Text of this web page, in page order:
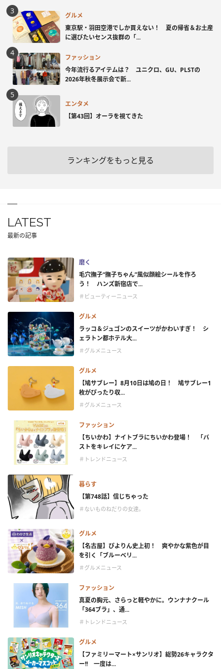
グルメ
東京駅・羽田空港でしか買えない！ 夏の帰省＆お土産
に選びたいセンス抜群の「...
ファッション
今年流行るアイテムは？ ユニクロ、GU、PLSTの
2026年秋冬展示会で新...
エンタメ
【第43回】オーラを視てきた
ランキングをもっと見る
LATEST
最新の記事
磨く
毛穴撫子“撫子ちゃん”風似顔絵シールを作ろ
う！ ハンズ新宿店で...
＃ビューティーニュース
グルメ
ラッコ＆ジュゴンのスイーツがかわいすぎ！ シ
ェラトン都ホテル大...
＃グルメニュース
グルメ
【鳩サブレー】8月10日は鳩の日！ 鳩サブレー1
枚がぴったり収...
＃グルメニュース
ファッション
【ちいかわ】ナイトブラにちいかわ登場！ 「バ
ストをキレイにケア...
＃トレンドニュース
暮らす
【第748話】信じちゃった
＃ないものねだりの女達。
グルメ
【名古屋】ぴよりん史上初！ 爽やかな紫色が目
を引く「ブルーベリ...
＃グルメニュース
ファッション
真夏の胸元、さらっと軽やかに。ウンナナクール
「364ブラ」、通...
＃トレンドニュース
グルメ
【ファミリーマート×サンリオ】総勢26キャラクタ
ー!! 一度は...